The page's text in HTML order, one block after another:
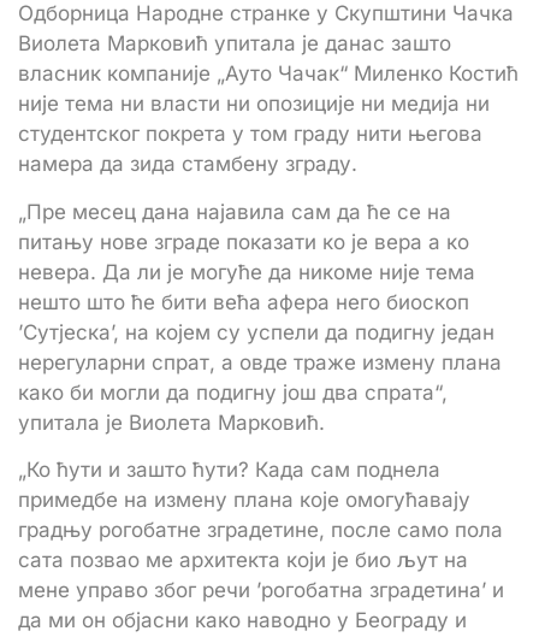
Одборница Народне странке у Скупштини Чачка
Виолета Марковић упитала је данас зашто
власник компаније „Ауто Чачак“ Миленко Костић
није тема ни власти ни опозиције ни медија ни
студентског покрета у том граду нити његова
намера да зида стамбену зграду.
„Пре месец дана најавила сам да ће се на
питању нове зграде показати ко је вера а ко
невера. Да ли је могуће да никоме није тема
нешто што ће бити већа афера него биоскоп
’Сутјеска’, на којем су успели да подигну један
нерегуларни спрат, а овде траже измену плана
како би могли да подигну још два спрата“,
упитала је Виолета Марковић.
„Ко ћути и зашто ћути? Када сам поднела
примедбе на измену плана које омогућавају
градњу рогобатне зградетине, после само пола
сата позвао ме архитекта који је био љут на
мене управо због речи ’рогобатна зградетина’ и
да ми он објасни како наводно у Београду и